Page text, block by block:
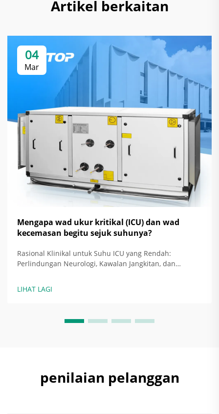
Artikel berkaitan
04
Mar
Mengapa wad ukur kritikal (ICU) dan wad
kecemasan begitu sejuk suhunya?
Rasional Klinikal untuk Suhu ICU yang Rendah:
Perlindungan Neurologi, Kawalan Jangkitan, dan
pada Pesakit dengan Kecederaan Otak dan Sepsis —
LIHAT LAGI
penilaian pelanggan